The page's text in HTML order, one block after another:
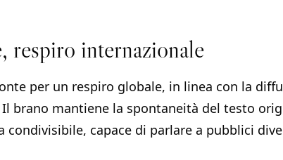
respiro internazionale
per un respiro globale, in linea con la
Il brano mantiene la spontaneità del testo
condivisibile, capace di parlare a pubblici